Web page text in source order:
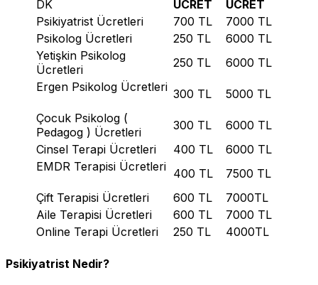
DK
ÜCRET
ÜCRET
Psikiyatrist Ücretleri
700 TL
7000 TL
Psikolog Ücretleri
250 TL
6000 TL
Yetişkin Psikolog
Ücretleri
250 TL
6000 TL
Ergen Psikolog Ücretleri 300 TL
5000 TL
Çocuk Psikolog (
Pedagog ) Ücretleri
300 TL
6000 TL
Cinsel Terapi Ücretleri
400 TL
6000 TL
EMDR Terapisi Ücretleri 400 TL
7500 TL
Çift Terapisi Ücretleri
600 TL
7000TL
Aile Terapisi Ücretleri
600 TL
7000 TL
Online Terapi Ücretleri
250 TL 4000TL
Psikiyatrist Nedir?